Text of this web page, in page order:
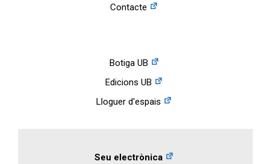
Contacte
Botiga UB
Edicions UB
Lloguer d'espais
Seu electrònica